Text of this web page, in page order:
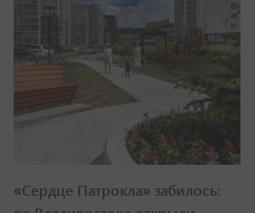
«Сердце Патрокла» забилось: